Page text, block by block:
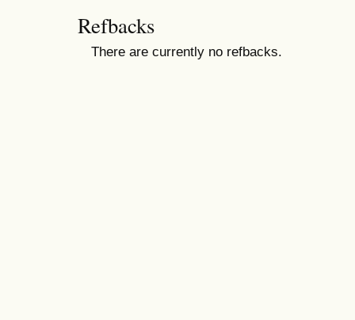
Refbacks
There are currently no refbacks.